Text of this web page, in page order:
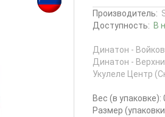
Производитель:
Доступность: В
Динатон -
Динатон -
Укулеле Центр
Вес (в упаковке):
Размер